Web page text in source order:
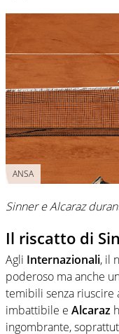
ANSA
Sinner e Alcaraz
Il riscatto di
Agli Internazionali, il
poderoso ma anche
temibili senza riuscire
imbattibile e Alcaraz
ingombrante,